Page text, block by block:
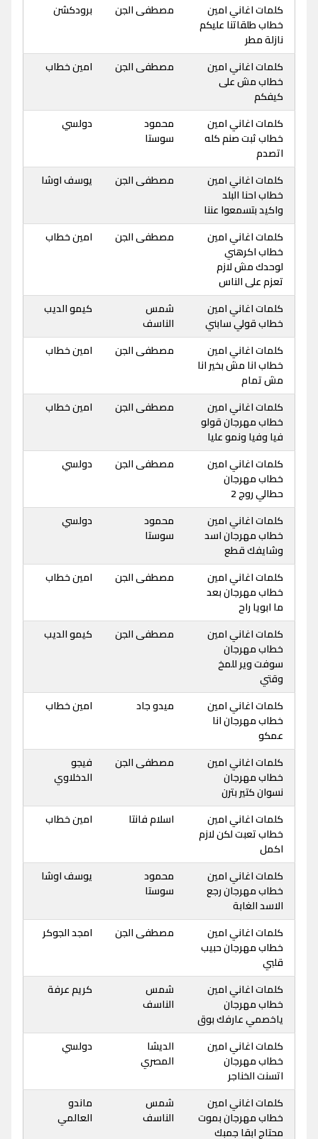
كلمات اغاني امين
خطاب طلقاتنا عليكم
نازلة مطر
مصطفى الجن برودكشن
كلمات اغاني امين
خطاب مش على
كيفكم
مصطفى الجن امين خطاب
كلمات اغاني امين
خطاب ثبت صنم كله
اتصدم
محمود
سوستا
دولسي
كلمات اغاني امين
خطاب احنا البلد
واكيد بتسمعوا عننا
مصطفى الجن يوسف اوشا
كلمات اغاني امين
خطاب اكرهني
لوحدك مش لازم
تعزم على الناس
مصطفى الجن امين خطاب
كلمات اغاني امين
خطاب قولي سابني
شمس
الناسف
كيمو الديب
كلمات اغاني امين
خطاب انا مش بخير انا
مش تمام
مصطفى الجن امين خطاب
كلمات اغاني امين
خطاب مهرجان قولو
فيا وفيا ونمو عليا
مصطفى الجن امين خطاب
كلمات اغاني امين
خطاب مهرجان
حطالي روج 2
مصطفى الجن دولسي
كلمات اغاني امين
خطاب مهرجان اسد
وشايفك قطع
محمود
سوستا
دولسي
كلمات اغاني امين
خطاب مهرجان بعد
ما ابويا راح
مصطفى الجن امين خطاب
كلمات اغاني امين
خطاب مهرجان
سوفت وير للمخ
وقتي
مصطفى الجن كيمو الديب
كلمات اغاني امين
خطاب مهرجان انا
عمكو
ميدو جاد امين خطاب
كلمات اغاني امين
خطاب مهرجان
نسوان كتير بترن
مصطفى الجن
فيجو
الدخلاوي
كلمات اغاني امين
خطاب تعبت لكن لازم
اكمل
اسلام فانتا امين خطاب
كلمات اغاني امين
خطاب مهرجان رجع
الاسد الغابة
محمود
سوستا
يوسف اوشا
كلمات اغاني امين
خطاب مهرجان حبيب
قلبي
مصطفى الجن امجد الجوكر
كلمات اغاني امين
خطاب مهرجان
ياخصمي عارفك بوق
شمس
الناسف
كريم عرفة
كلمات اغاني امين
خطاب مهرجان
اتسنت الخناجر
الديشا
المصري
دولسي
كلمات اغاني امين
خطاب مهرجان بموت
محتاج ابقا جمبك
شمس
الناسف
ماندو
العالمي